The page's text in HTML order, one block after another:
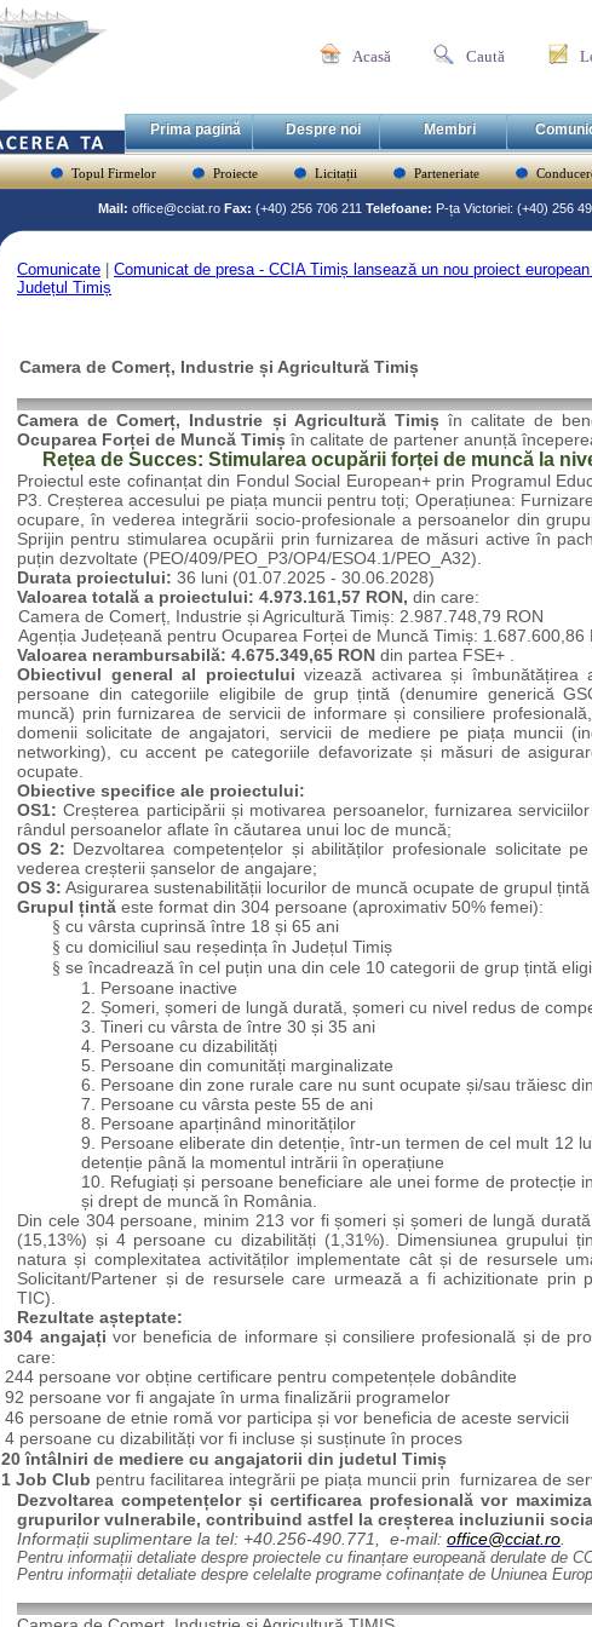
Acasă Caută
Prima pagină Despre noi Membri
Topul Firmelor Proiecte Licitații Parteneriate
Mail: office@cciat.ro Fax: (+40) 256 706 211 Telefoane: P-ța Victoriei: (+40) 256
Comunicate
Comunicat de presa - CCIA Timiș lansează un nou proiect
Județul Timiș
Camera de Comerț, Industrie și Agricultură Timiș
Camera de Comerț, Industrie și Agricultură Timiș în calitate de
Ocuparea Forței de Muncă Timiș în calitate de partener anunță
Rețea de Succes: Stimularea ocupării forței de muncă la
Proiectul este cofinanțat din Fondul Social European+ prin Programul
P3. Creșterea accesului pe piața muncii pentru toți; Operațiunea:
ocupare, în vederea integrării socio-profesionale a persoanelor din
Sprijin pentru stimularea ocupării prin furnizarea de măsuri active în
puțin dezvoltate (PEO/409/PEO_P3/OP4/ESO4.1/PEO_A32).
Durata proiectului: 36 luni (01.07.2025 - 30.06.2028)
Valoarea totală a proiectului: 4.973.161,57 RON, din care:
Camera de Comerț, Industrie și Agricultură Timiș: 2.987.748,79 RON
Agenția Județeană pentru Ocuparea Forței de Muncă Timiș: 1.687.600,86
Valoarea nerambursabilă: 4.675.349,65 RON din partea FSE+ .
Obiectivul general al proiectului vizează activarea și îmbunătățirea
persoane din categoriile eligibile de grup țintă (denumire generică
muncă) prin furnizarea de servicii de informare și consiliere
domenii solicitate de angajatori, servicii de mediere pe piața muncii
networking), cu accent pe categoriile defavorizate și măsuri de
ocupate.
Obiective specifice ale proiectului:
OS1: Creșterea participării și motivarea persoanelor, furnizarea
rândul persoanelor aflate în căutarea unui loc de muncă;
OS 2: Dezvoltarea competențelor și abilităților profesionale solicitate
vederea creșterii șanselor de angajare;
OS 3: Asigurarea sustenabilității locurilor de muncă ocupate de grupul
Grupul țintă este format din 304 persoane (aproximativ 50% femei):
§ cu vârsta cuprinsă între 18 și 65 ani
§ cu domiciliul sau reședința în Județul Timiș
§ se încadrează în cel puțin una din cele 10 categorii de grup țintă
1. Persoane inactive
2. Șomeri, șomeri de lungă durată, șomeri cu nivel redus de
3. Tineri cu vârsta de între 30 și 35 ani
4. Persoane cu dizabilități
5. Persoane din comunități marginalizate
6. Persoane din zone rurale care nu sunt ocupate și/sau trăiesc
7. Persoane cu vârsta peste 55 de ani
8. Persoane aparținând minorităților
9. Persoane eliberate din detenție, într-un termen de cel mult 12
detenție până la momentul intrării în operațiune
10. Refugiați și persoane beneficiare ale unei forme de protecție
și drept de muncă în România.
Din cele 304 persoane, minim 213 vor fi șomeri și șomeri de lungă
(15,13%) și 4 persoane cu dizabilități (1,31%).
Dimensiunea grupului
natura și complexitatea activităților implementate cât și de resursele
Solicitant/Partener și de resursele care urmează a fi achizitionate prin
TIC).
Rezultate așteptate:
304 angajați vor beneficia de informare și consiliere profesională și de
care:
244 persoane vor obține certificare pentru competențele dobândite
92 persoane vor fi angajate în urma finalizării programelor
46 persoane de etnie romă vor participa și vor beneficia de aceste servicii
4 persoane cu dizabilități vor fi incluse și susținute în proces
20 întâlniri de mediere cu angajatorii din judetul Timiș
1 Job Club pentru facilitarea integrării pe piața muncii prin furnizarea de
Dezvoltarea competențelor și certificarea profesională vor
grupurilor vulnerabile, contribuind astfel la creșterea incluziunii
Informații suplimentare la tel: +40.256-490.771,
e-mail: office@cciat.ro
Pentru informații detaliate despre proiectele cu finanțare europeană derulate de
Pentru informații detaliate despre celelalte programe cofinanțate de Uniunea